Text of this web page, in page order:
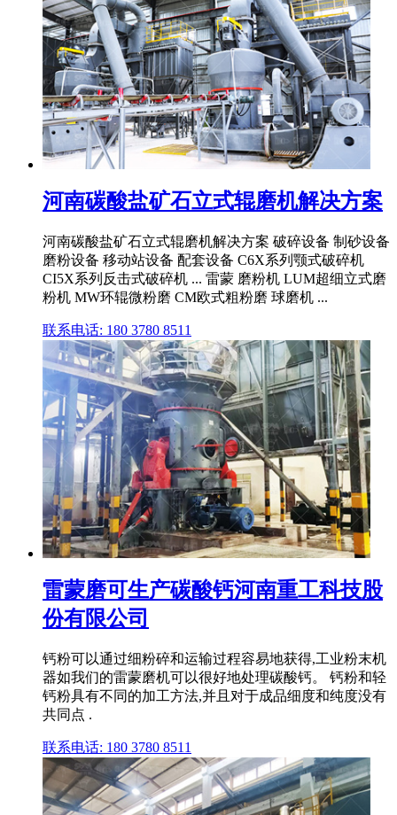
河南碳酸盐矿石立式辊磨机解决方案
河南碳酸盐矿石立式辊磨机解决方案 破碎设备 制砂设备
磨粉设备 移动站设备 配套设备 C6X系列颚式破碎机
CI5X系列反击式破碎机 ... 雷蒙 磨粉机 LUM超细立式磨
粉机 MW环辊微粉磨 CM欧式粗粉磨 球磨机 ...
联系电话: 180 3780 8511
雷蒙磨可生产碳酸钙河南重工科技股
份有限公司
钙粉可以通过细粉碎和运输过程容易地获得,工业粉末机
器如我们的雷蒙磨机可以很好地处理碳酸钙。 钙粉和轻
钙粉具有不同的加工方法,并且对于成品细度和纯度没有
共同点 .
联系电话: 180 3780 8511